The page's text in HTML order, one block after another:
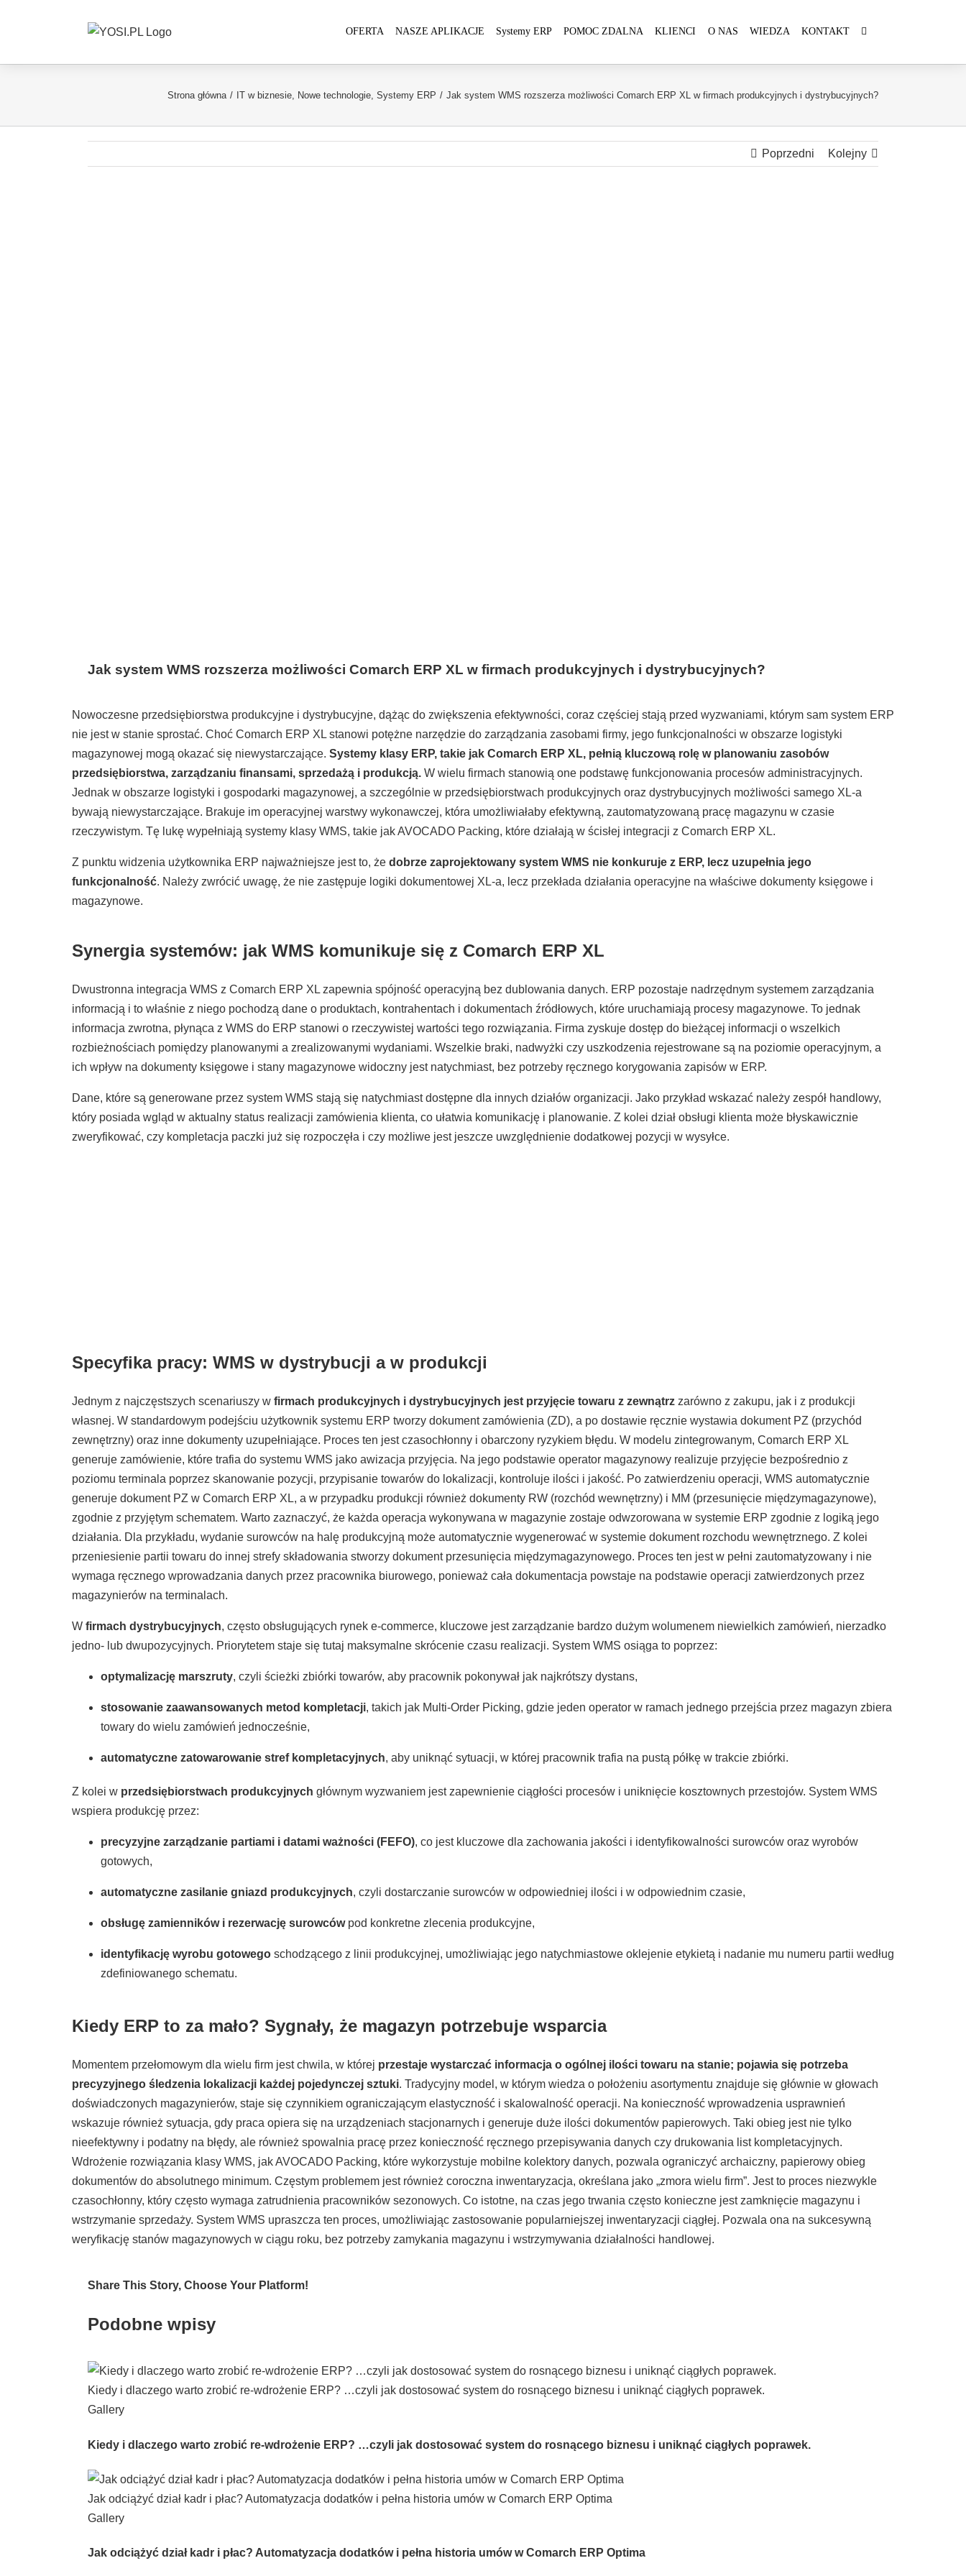
OFERTA NASZE APLIKACJE Systemy ERP POMOC ZDALNA KLIENCI O NAS WIEDZA KONTAKT
Strona główna / IT w biznesie Nowe technologie Systemy ERP / Jak system WMS rozszerza możliwości Comarch ERP XL w firmach produkcyjnych i dystrybucyjnych?
Poprzedni Kolejny
Jak system WMS rozszerza możliwości Comarch ERP XL w firmach produkcyjnych i dystrybucyjnych?
Nowoczesne przedsiębiorstwa produkcyjne i dystrybucyjne, dążąc do zwiększenia efektywności, coraz częściej stają przed wyzwaniami, którym sam system ERP
nie jest w stanie sprostać. Choć Comarch ERP XL stanowi potężne narzędzie do zarządzania zasobami firmy, jego funkcjonalności w obszarze logistyki
magazynowej mogą okazać się niewystarczające. Systemy klasy ERP, takie jak Comarch ERP XL, pełnią kluczową rolę w planowaniu zasobów
przedsiębiorstwa, zarządzaniu finansami, sprzedażą i produkcją. W wielu firmach stanowią one podstawę funkcjonowania procesów administracyjnych.
Jednak w obszarze logistyki i gospodarki magazynowej, a szczególnie w przedsiębiorstwach produkcyjnych oraz dystrybucyjnych możliwości samego XL-a
bywają niewystarczające. Brakuje im operacyjnej warstwy wykonawczej, która umożliwiałaby efektywną, zautomatyzowaną pracę magazynu w czasie
rzeczywistym. Tę lukę wypełniają systemy klasy WMS, takie jakAVOCADO Packing, które działają w ścisłej integracji z Comarch ERP XL.
Z punktu widzenia użytkownika ERP najważniejsze jest to, że dobrze zaprojektowany system WMS nie konkuruje z ERP, lecz uzupełnia jego
funkcjonalność. Należy zwrócić uwagę, że nie zastępuje logiki dokumentowej XL-a, lecz przekłada działania operacyjne na właściwe dokumenty księgowe i
magazynowe.
Synergia systemów: jak WMS komunikuje się z Comarch ERP XL
Dwustronna integracja WMS z Comarch ERP XL zapewnia spójność operacyjną bez dublowania danych. ERP pozostaje nadrzędnym systemem zarządzania
informacją i to właśnie z niego pochodzą dane o produktach, kontrahentach i dokumentach źródłowych, które uruchamiają procesy magazynowe. To jednak
informacja zwrotna, płynąca z WMS do ERP stanowi o rzeczywistej wartości tego rozwiązania. Firma zyskuje dostęp do bieżącej informacji o wszelkich
rozbieżnościach pomiędzy planowanymi a zrealizowanymi wydaniami. Wszelkie braki, nadwyżki czy uszkodzenia rejestrowane są na poziomie operacyjnym, a
ich wpływ na dokumenty księgowe i stany magazynowe widoczny jest natychmiast, bez potrzeby ręcznego korygowania zapisów w ERP.
Dane, które są generowane przez system WMS stają się natychmiast dostępne dla innych działów organizacji. Jako przykład wskazać należy zespół handlowy,
który posiada wgląd w aktualny status realizacji zamówienia klienta, co ułatwia komunikację i planowanie. Z kolei dział obsługi klienta może błyskawicznie
zweryfikować, czy kompletacja paczki już się rozpoczęła i czy możliwe jest jeszcze uwzględnienie dodatkowej pozycji w wysyłce.
Specyfika pracy: WMS w dystrybucji a w produkcji
Jednym z najczęstszych scenariuszy w firmach produkcyjnych i dystrybucyjnych jest przyjęcie towaru z zewnątrz zarówno z zakupu, jak i z produkcji
własnej. W standardowym podejściu użytkownik systemu ERP tworzy dokument zamówienia (ZD), a po dostawie ręcznie wystawia dokument PZ (przychód
zewnętrzny) oraz inne dokumenty uzupełniające. Proces ten jest czasochłonny i obarczony ryzykiem błędu. W modelu zintegrowanym, Comarch ERP XL
generuje zamówienie, które trafia do systemu WMS jako awizacja przyjęcia. Na jego podstawie operator magazynowy realizuje przyjęcie bezpośrednio z
poziomu terminala poprzez skanowanie pozycji, przypisanie towarów do lokalizacji, kontroluje ilości i jakość. Po zatwierdzeniu operacji, WMS automatycznie
generuje dokument PZ w Comarch ERP XL, a w przypadku produkcji również dokumenty RW (rozchód wewnętrzny) i MM (przesunięcie międzymagazynowe),
zgodnie z przyjętym schematem. Warto zaznaczyć, że każda operacja wykonywana w magazynie zostaje odwzorowana w systemie ERP zgodnie z logiką jego
działania. Dla przykładu, wydanie surowców na halę produkcyjną może automatycznie wygenerować w systemie dokument rozchodu wewnętrznego. Z kolei
przeniesienie partii towaru do innej strefy składowania stworzy dokument przesunięcia międzymagazynowego. Proces ten jest w pełni zautomatyzowany i nie
wymaga ręcznego wprowadzania danych przez pracownika biurowego, ponieważ cała dokumentacja powstaje na podstawie operacji zatwierdzonych przez
magazynierów na terminalach.
W firmach dystrybucyjnych, często obsługujących rynek e-commerce, kluczowe jest zarządzanie bardzo dużym wolumenem niewielkich zamówień, nierzadko
jedno- lub dwupozycyjnych. Priorytetem staje się tutaj maksymalne skrócenie czasu realizacji. System WMS osiąga to poprzez:
optymalizację marszruty, czyli ścieżki zbiórki towarów, aby pracownik pokonywał jak najkrótszy dystans,
stosowanie zaawansowanych metod kompletacji, takich jak Multi-Order Picking, gdzie jeden operator w ramach jednego przejścia przez magazyn zbiera
towary do wielu zamówień jednocześnie,
automatyczne zatowarowanie stref kompletacyjnych, aby uniknąć sytuacji, w której pracownik trafia na pustą półkę w trakcie zbiórki.
Z kolei w przedsiębiorstwach produkcyjnych głównym wyzwaniem jest zapewnienie ciągłości procesów i uniknięcie kosztownych przestojów. System WMS
wspiera produkcję przez:
precyzyjne zarządzanie partiami i datami ważności (FEFO), co jest kluczowe dla zachowania jakości i identyfikowalności surowców oraz wyrobów
gotowych,
automatyczne zasilanie gniazd produkcyjnych, czyli dostarczanie surowców w odpowiedniej ilości i w odpowiednim czasie,
obsługę zamienników i rezerwację surowcówpod konkretne zlecenia produkcyjne,
identyfikację wyrobu gotowego schodzącego z linii produkcyjnej, umożliwiając jego natychmiastowe oklejenie etykietą i nadanie mu numeru partii według
zdefiniowanego schematu.
Kiedy ERP to za mało? Sygnały, że magazyn potrzebuje wsparcia
Momentem przełomowym dla wielu firm jest chwila, w której przestaje wystarczać informacja o ogólnej ilości towaru na stanie; pojawia się potrzeba
precyzyjnego śledzenia lokalizacji każdej pojedynczej sztuki. Tradycyjny model, w którym wiedza o położeniu asortymentu znajduje się głównie w głowach
doświadczonych magazynierów, staje się czynnikiem ograniczającym elastyczność i skalowalność operacji. Na konieczność wprowadzenia usprawnień
wskazuje również sytuacja, gdy praca opiera się na urządzeniach stacjonarnych i generuje duże ilości dokumentów papierowych. Taki obieg jest nie tylko
nieefektywny i podatny na błędy, ale również spowalnia pracę przez konieczność ręcznego przepisywania danych czy drukowania list kompletacyjnych.
Wdrożenie rozwiązania klasy WMS, jak AVOCADO Packing, które wykorzystuje mobilne kolektory danych, pozwala ograniczyć archaiczny, papierowy obieg
dokumentów do absolutnego minimum. Częstym problemem jest również coroczna inwentaryzacja, określana jako „zmora wielu firm”. Jest to proces niezwykle
czasochłonny, który często wymaga zatrudnienia pracowników sezonowych. Co istotne, na czas jego trwania często konieczne jest zamknięcie magazynu i
wstrzymanie sprzedaży. System WMS upraszcza ten proces, umożliwiając zastosowanie popularniejszej inwentaryzacji ciągłej. Pozwala ona na sukcesywną
weryfikację stanów magazynowych w ciągu roku, bez potrzeby zamykania magazynu i wstrzymywania działalności handlowej.
Share This Story, Choose Your Platform!
Podobne wpisy
Kiedy i dlaczego warto zrobić re-wdrożenie ERP? …czyli jak dostosować system do rosnącego biznesu i uniknąć ciągłych poprawek.
Gallery
Kiedy i dlaczego warto zrobić re-wdrożenie ERP? …czyli jak dostosować system do rosnącego biznesu i uniknąć ciągłych poprawek.
Jak odciążyć dział kadr i płac? Automatyzacja dodatków i pełna historia umów w Comarch ERP Optima
Gallery
Jak odciążyć dział kadr i płac? Automatyzacja dodatków i pełna historia umów w Comarch ERP Optima